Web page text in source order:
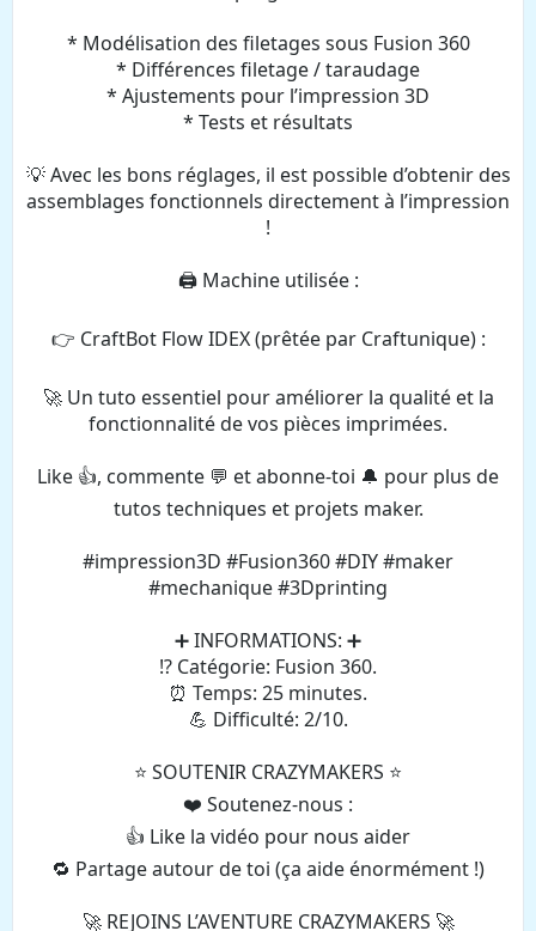
* Modélisation des filetages sous Fusion 360
* Différences filetage / taraudage
* Ajustements pour l’impression 3D
* Tests et résultats
💡 Avec les bons réglages, il est possible d’obtenir des
assemblages fonctionnels directement à l’impression
!
🖨️ Machine utilisée :
👉 CraftBot Flow IDEX (prêtée par Craftunique) :
🚀 Un tuto essentiel pour améliorer la qualité et la
fonctionnalité de vos pièces imprimées.
Like 👍, commente 💬 et abonne-toi 🔔 pour plus de
tutos techniques et projets maker.
#impression3D #Fusion360 #DIY #maker
#mechanique #3Dprinting
➕ INFORMATIONS: ➕
⁉️ Catégorie: Fusion 360.
⏰ Temps: 25 minutes.
💪 Difficulté: 2/10.
⭐️ SOUTENIR CRAZYMAKERS ⭐️
❤️ Soutenez-nous :
👍 Like la vidéo pour nous aider
🔁 Partage autour de toi (ça aide énormément !)
🚀 REJOINS L’AVENTURE CRAZYMAKERS 🚀